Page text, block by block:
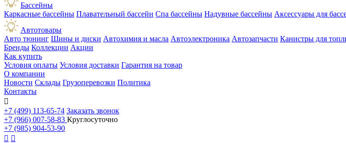
Бассейны
Каркасные бассейны Плавательный бассейн Спа бассейны Надувные бассейны Аксессуары для
Автотовары
Авто тюнинг Шины и диски Автохимия и масла Автоэлектроника Автозапчасти Канистры для
Бренды Коллекции Акции
Как купить
Условия оплаты Условия доставки Гарантия на товар
О компании
Новости Склады Грузоперевозки Политика
Контакты

+7 (499) 113-65-74 Заказать звонок
+7 (966) 007-58-83 Круглосуточно
+7 (985) 904-53-90
 